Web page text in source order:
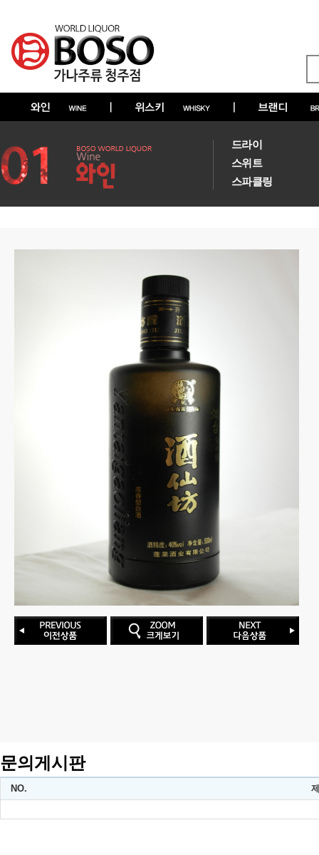
드라이
스위트
스파클링
문의게시판
NO.